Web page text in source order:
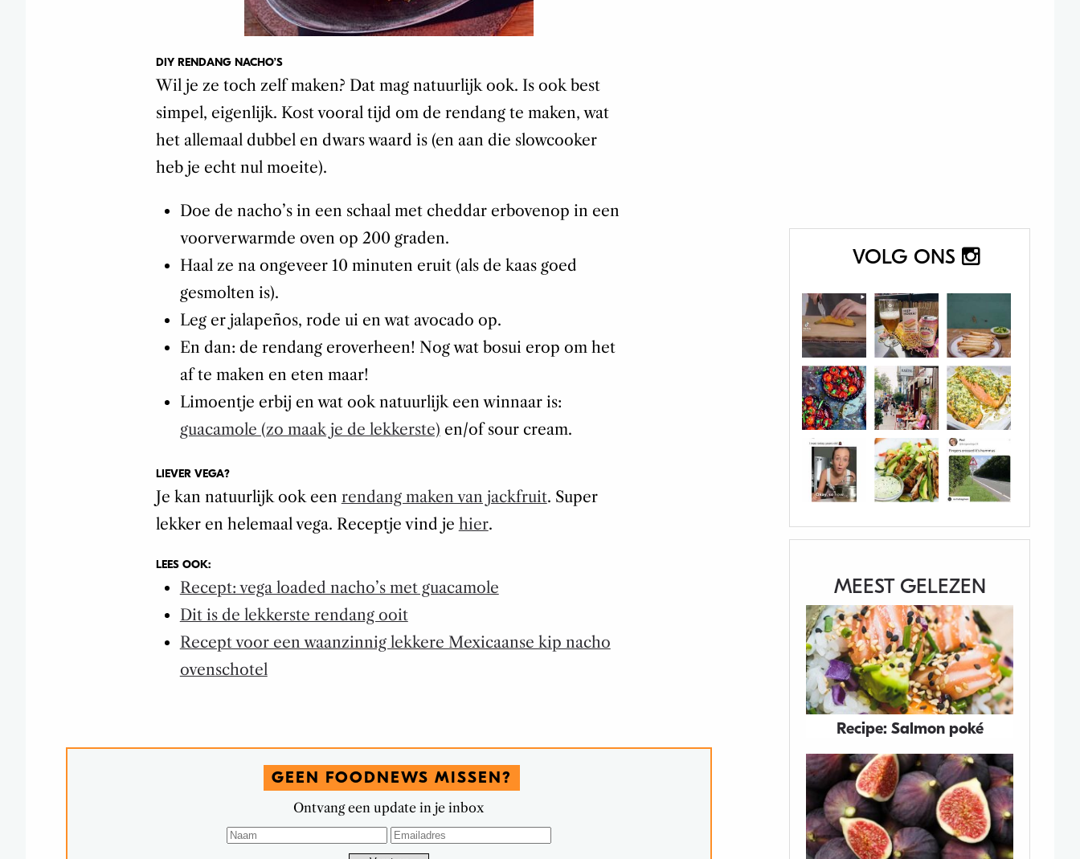
VOLG ONS
MEEST GELEZEN
Recipe: Salmon poké
DIY RENDANG NACHO’S
Wil je ze toch zelf maken? Dat mag natuurlijk ook. Is ook best
simpel, eigenlijk. Kost vooral tijd om de rendang te maken, wat
het allemaal dubbel en dwars waard is (en aan die slowcooker
heb je echt nul moeite).
Doe de nacho’s in een schaal met cheddar erbovenop in een
voorverwarmde oven op 200 graden.
Haal ze na ongeveer 10 minuten eruit (als de kaas goed
gesmolten is).
Leg er jalapeños, rode ui en wat avocado op.
En dan: de rendang eroverheen! Nog wat bosui erop om het
af te maken en eten maar!
Limoentje erbij en wat ook natuurlijk een winnaar is:
guacamole (zo maak je de lekkerste) en/of sour cream.
LIEVER VEGA?
Je kan natuurlijk ook een rendang maken van jackfruit. Super
lekker en helemaal vega. Receptje vind je hier.
LEES OOK:
Recept: vega loaded nacho’s met guacamole
Dit is de lekkerste rendang ooit
Recept voor een waanzinnig lekkere Mexicaanse kip nacho
ovenschotel
GEEN FOODNEWS MISSEN?
Ontvang een update in je inbox